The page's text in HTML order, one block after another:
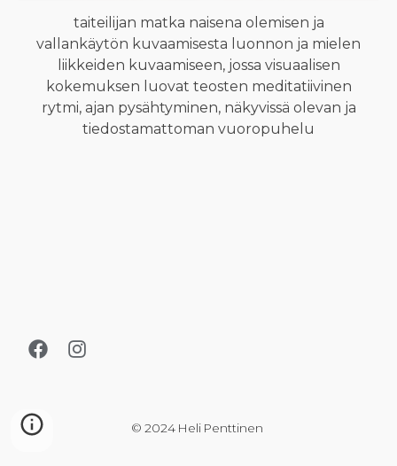
taiteilijan matka naisena olemisen ja
vallankäytön kuvaamisesta luonnon ja mielen
liikkeiden kuvaamiseen, jossa visuaalisen
kokemuksen luovat teosten meditatiivinen
rytmi, ajan pysähtyminen, näkyvissä olevan ja
tiedostamattoman vuoropuhelu
© 2024 Heli Penttinen